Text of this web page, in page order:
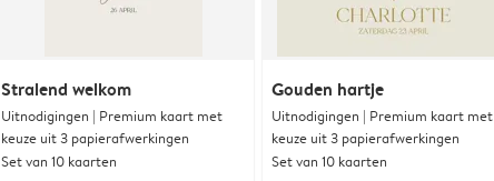
Stralend welkom
Uitnodigingen | Premium kaart met
keuze uit 3 papierafwerkingen
Set van 10 kaarten
Gouden hartje
Uitnodigingen | Premium kaart met
keuze uit 3 papierafwerkingen
Set van 10 kaarten